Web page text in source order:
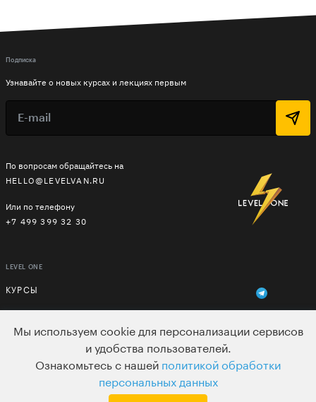
По вопросам обращайтесь на
HELLO@LEVELVAN.RU
Или по телефону
+7 499 399 32 30
LEVEL ONE
КУРСЫ
ВАКАНСИИ
ПОЛЬЗОВАТЕЛЬСКОЕ СОГЛАШЕНИЕ
Подписка
Узнавайте о новых курсах и лекциях первым
Мы используем cookie для персонализации сервисов
и удобства пользователей.
Ознакомьтесь с нашей политикой обработки
персональных данных